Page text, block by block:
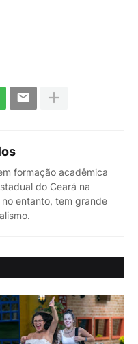
formação acadêmica
do Ceará na
entanto, tem grande